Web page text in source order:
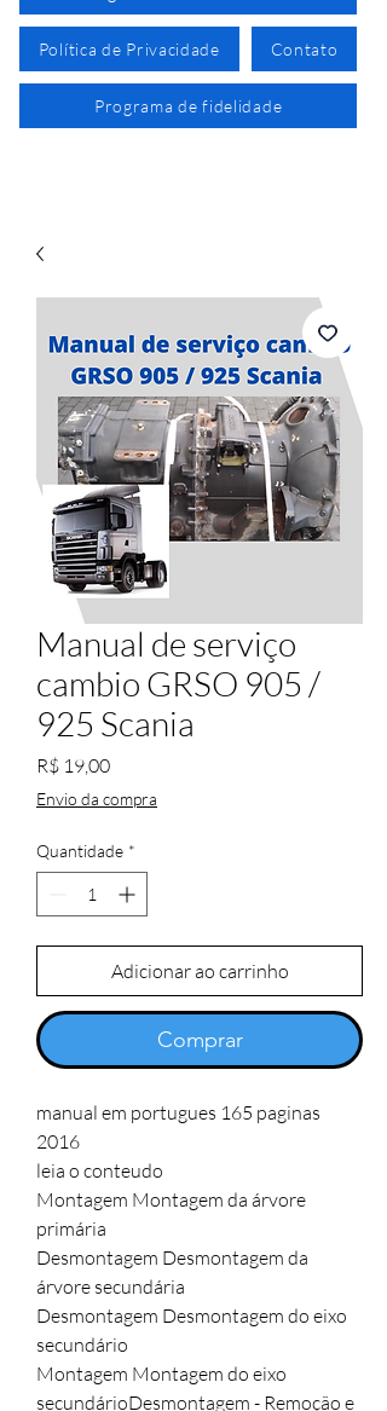
Política de Privacidade Contato
Programa de fidelidade
Manual de serviço
cambio GRSO 905 /
925 Scania
R$ 19,00Preço
Envio da compra
Quantidade *
Adicionar ao carrinho
Comprar
manual em portugues 165 paginas
2016
leia o conteudo
Montagem Montagem da árvore
primária
Desmontagem Desmontagem da
árvore secundária
Desmontagem Desmontagem do eixo
secundário
Montagem Montagem do eixo
secundárioDesmontagem - Remoção e